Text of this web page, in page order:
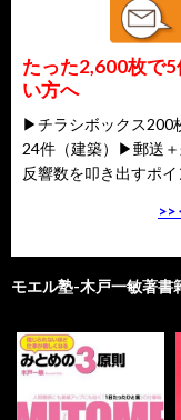
たった2,600枚で
い方へ
▶チラシボックス200
24件（建築）▶郵送
反響数を叩き出すポ
>>
モエル塾-木戸一敏著書